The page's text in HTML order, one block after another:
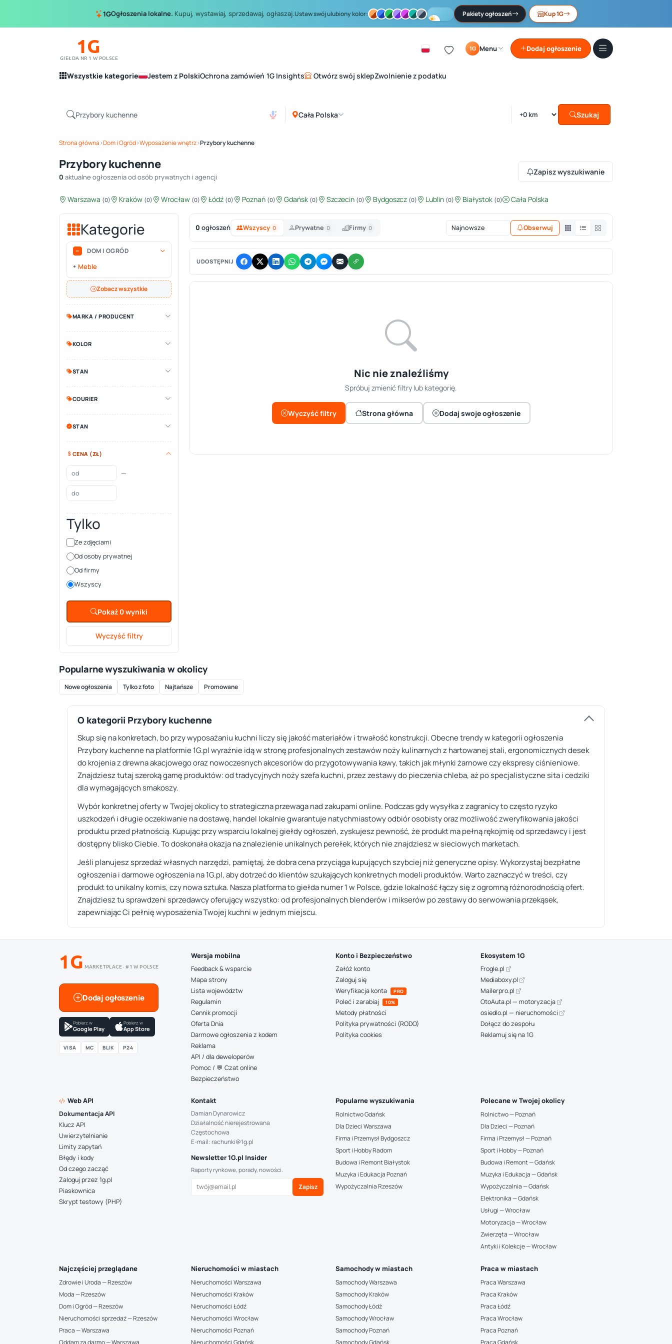
1GOgłoszenia lokalne. Kupuj, wystawiaj, sprzedawaj, ogłaszaj.Ustaw swój ulubiony kolor: Pakiety ogłoszeń Kup 1G
1G
GIEŁDA NR 1 W POLSCE
1G Menu Dodaj ogłoszenie
Wszystkie kategorie Jestem z PolskiOchrona zamówień 1G Insights Otwórz swój sklepZwolnienie z podatku
Cała Polska Szukaj
Strona główna›Dom i Ogród›Wyposażenie wnętrz›Przybory kuchenne
Przybory kuchenne
0 aktualne ogłoszenia od osób prywatnych i agencji
Zapisz wyszukiwanie
Warszawa (0) Kraków (0) Wrocław (0) Łódź (0) Poznań (0) Gdańsk (0) Szczecin (0) Bydgoszcz (0) Lublin (0) Białystok (0) Cała Polska
Kategorie
DOM I OGRÓD
Meble
Zobacz wszystkie
MARKA / PRODUCENT
KOLOR
STAN
COURIER
STAN
CENA (ZŁ)
—
Tylko
Ze zdjęciami
Od osoby prywatnej
Od firmy
Wszyscy
Pokaż 0 wyniki
Wyczyść filtry
0 ogłoszeń Wszyscy 0 Prywatne 0 Firmy 0 Obserwuj
UDOSTĘPNIJ
Nic nie znaleźliśmy
Spróbuj zmienić filtry lub kategorię.
Wyczyść filtry Strona główna Dodaj swoje ogłoszenie
Popularne wyszukiwania w okolicy
Nowe ogłoszenia Tylko z foto Najtańsze Promowane
O kategorii Przybory kuchenne
Skup się na konkretach, bo przy wyposażaniu kuchni liczy się jakość materiałów i trwałość konstrukcji. Obecne trendy w kategorii ogłoszenia
Przybory kuchenne na platformie 1G.pl wyraźnie idą w stronę profesjonalnych zestawów noży kulinarnych z hartowanej stali, ergonomicznych desek
do krojenia z drewna akacjowego oraz nowoczesnych akcesoriów do przygotowywania kawy, takich jak młynki żarnowe czy ekspresy ciśnieniowe.
Znajdziesz tutaj szeroką gamę produktów: od tradycyjnych noży szefa kuchni, przez zestawy do pieczenia chleba, aż po specjalistyczne sita i cedziki
dla wymagających smakoszy.
Wybór konkretnej oferty w Twojej okolicy to strategiczna przewaga nad zakupami online. Podczas gdy wysyłka z zagranicy to często ryzyko
uszkodzeń i długie oczekiwanie na dostawę, handel lokalnie gwarantuje natychmiastowy odbiór osobisty oraz możliwość zweryfikowania jakości
produktu przed płatnością. Kupując przy wsparciu lokalnej giełdy ogłoszeń, zyskujesz pewność, że produkt ma pełną rękojmię od sprzedawcy i jest
dostępny blisko Ciebie. To doskonała okazja na znalezienie unikalnych perełek, których nie znajdziesz w sieciowych marketach.
Jeśli planujesz sprzedaż własnych narzędzi, pamiętaj, że dobra cena przyciąga kupujących szybciej niż generyczne opisy. Wykorzystaj bezpłatne
ogłoszenia i darmowe ogłoszenia na 1G.pl, aby dotrzeć do klientów szukających konkretnych modeli produktów. Warto zaznaczyć w treści, czy
produkt to unikalny komis, czy nowa sztuka. Nasza platforma to giełda numer 1 w Polsce, gdzie lokalność łączy się z ogromną różnorodnością ofert.
Znajdziesz tu sprawdzeni sprzedawcy oferujący wszystko: od profesjonalnych blenderów i mikserów po zestawy do serwowania przekąsek,
zapewniając Ci pełnię wyposażenia Twojej kuchni w jednym miejscu.
1G MARKETPLACE · #1 W POLSCE
Dodaj ogłoszenie
Pobierz w
Google Play
Pobierz w
App Store
VISA MC BLIK P24
Wersja mobilna
Feedback & wsparcie
Mapa strony
Lista województw
Regulamin
Cennik promocji
Oferta Dnia
Darmowe ogłoszenia z kodem
Reklama
API / dla deweloperów
Pomoc / 💬 Czat online
Bezpieczeństwo
Konto i Bezpieczeństwo
Załóż konto
Zaloguj się
Weryfikacja konta
PRO
Poleć i zarabiaj 10%
Metody płatności
Polityka prywatności (RODO)
Polityka cookies
Ekosystem 1G
Frogle.pl
Mediaboxy.pl
Mailerpro.pl
OtoAuta.pl — motoryzacja
osiedlo.pl — nieruchomości
Dołącz do zespołu
Reklamuj się na 1G
Web API
Dokumentacja API
Klucz API
Uwierzytelnianie
Limity zapytań
Błędy i kody
Od czego zacząć
Zaloguj przez 1g.pl
Piaskownica
Skrypt testowy (PHP)
Kontakt
Damian Dynarowicz
Działalność nierejestrowana
Częstochowa
E-mail: rachunki@1g.pl
Newsletter 1G.pl Insider
Raporty rynkowe, porady, nowości.
Zapisz
Popularne wyszukiwania
Rolnictwo Gdańsk
Dla Dzieci Warszawa
Firma i Przemysł Bydgoszcz
Sport i Hobby Radom
Budowa i Remont Białystok
Muzyka i Edukacja Poznań
Wypożyczalnia Rzeszów
Polecane w Twojej okolicy
Rolnictwo — Poznań
Dla Dzieci — Poznań
Firma i Przemysł — Poznań
Sport i Hobby — Poznań
Budowa i Remont — Gdańsk
Muzyka i Edukacja — Gdańsk
Wypożyczalnia — Gdańsk
Elektronika — Gdańsk
Usługi — Wrocław
Motoryzacja — Wrocław
Zwierzęta — Wrocław
Antyki i Kolekcje — Wrocław
Najczęściej przeglądane
Zdrowie i Uroda — Rzeszów
Moda — Rzeszów
Dom i Ogród — Rzeszów
Nieruchomości sprzedaż — Rzeszów
Praca — Warszawa
Oddam za darmo — Warszawa
Nieruchomości w miastach
Nieruchomości Warszawa
Nieruchomości Kraków
Nieruchomości Łódź
Nieruchomości Wrocław
Nieruchomości Poznań
Nieruchomości Gdańsk
Samochody w miastach
Samochody Warszawa
Samochody Kraków
Samochody Łódź
Samochody Wrocław
Samochody Poznań
Samochody Gdańsk
Praca w miastach
Praca Warszawa
Praca Kraków
Praca Łódź
Praca Wrocław
Praca Poznań
Praca Gdańsk